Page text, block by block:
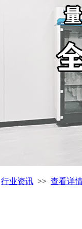
行业资讯 >> 查看详